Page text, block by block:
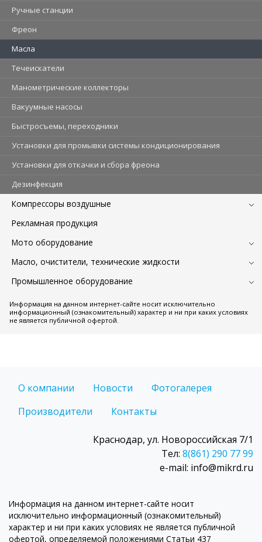
Ручные станции
Фреон
Масла
Течеискатели
Манометрические коллекторы
Вакуумные насосы
Быстросъемы, переходники
Установки для промывки системы кондиционирования
Установки для откачки и сбора фреона
Дезинфекция
Компрессоры воздушные
Рекламная продукция
Мото оборудование
Масло, очистители, технические жидкости
Промышленное оборудование
Информация на данном интернет-сайте носит исключительно
информационный (ознакомительный) характер и ни при каких условиях
не является публичной офертой.
О компании Новости
Фотогалерея
Производители
Контакты
Краснодар, ул. Новороссийская 7/1
Тел: 8(861) 290 77 99
e-mail: info@mikrd.ru
Информация на данном интернет-сайте носит
исключительно информационный (ознакомительный)
характер и ни при каких условиях не является публичной
офертой, определяемой положениями Статьи 437